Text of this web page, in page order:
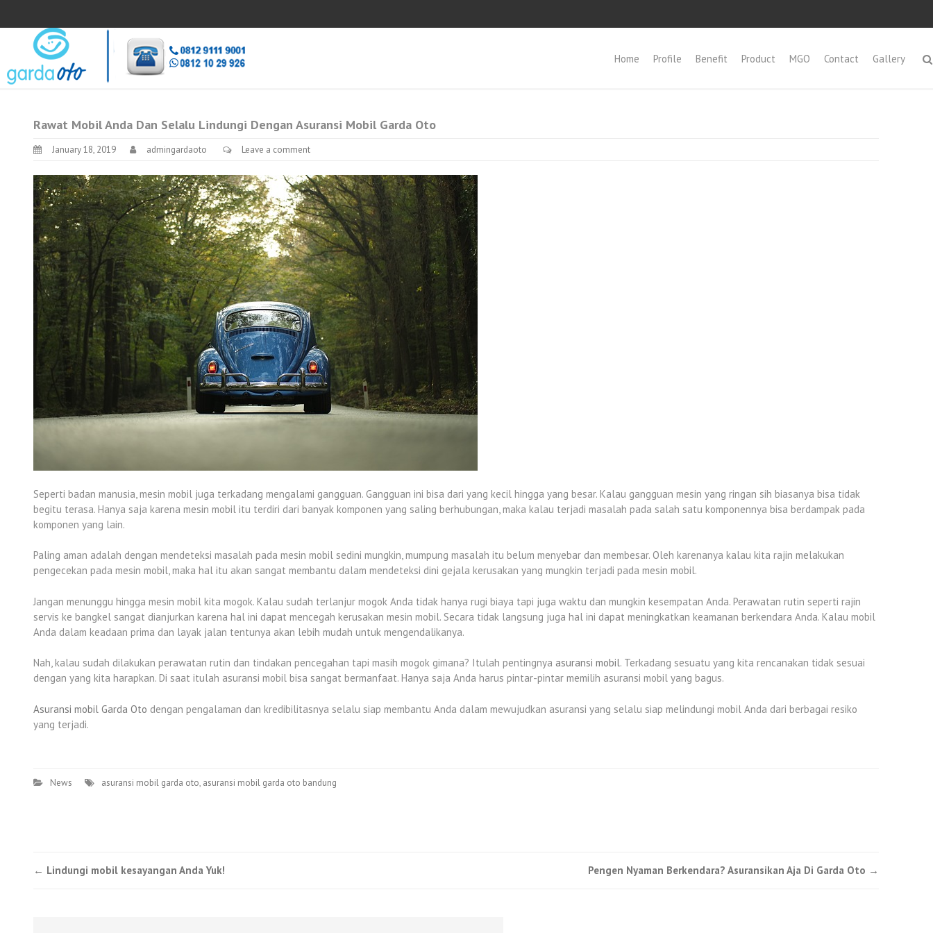
Home Profile Benefit Product MGO Contact Gallery
Rawat Mobil Anda Dan Selalu Lindungi Dengan Asuransi Mobil Garda Oto
January 18, 2019 admingardaoto Leave a comment
Seperti badan manusia, mesin mobil juga terkadang mengalami gangguan. Gangguan ini bisa dari yang kecil hingga yang besar. Kalau gangguan mesin yang ringan sih biasanya bisa tidak
begitu terasa. Hanya saja karena mesin mobil itu terdiri dari banyak komponen yang saling berhubungan, maka kalau terjadi masalah pada salah satu komponennya bisa berdampak pada
komponen yang lain.
Paling aman adalah dengan mendeteksi masalah pada mesin mobil sedini mungkin, mumpung masalah itu belum menyebar dan membesar. Oleh karenanya kalau kita rajin melakukan
pengecekan pada mesin mobil, maka hal itu akan sangat membantu dalam mendeteksi dini gejala kerusakan yang mungkin terjadi pada mesin mobil.
Jangan menunggu hingga mesin mobil kita mogok. Kalau sudah terlanjur mogok Anda tidak hanya rugi biaya tapi juga waktu dan mungkin kesempatan Anda. Perawatan rutin seperti rajin
servis ke bangkel sangat dianjurkan karena hal ini dapat mencegah kerusakan mesin mobil. Secara tidak langsung juga hal ini dapat meningkatkan keamanan berkendara Anda. Kalau mobil
Anda dalam keadaan prima dan layak jalan tentunya akan lebih mudah untuk mengendalikanya.
Nah, kalau sudah dilakukan perawatan rutin dan tindakan pencegahan tapi masih mogok gimana? Itulah pentingnya asuransi mobil. Terkadang sesuatu yang kita rencanakan tidak sesuai
dengan yang kita harapkan. Di saat itulah asuransi mobil bisa sangat bermanfaat. Hanya saja Anda harus pintar-pintar memilih asuransi mobil yang bagus.
Asuransi mobil Garda Oto dengan pengalaman dan kredibilitasnya selalu siap membantu Anda dalam mewujudkan asuransi yang selalu siap melindungi mobil Anda dari berbagai resiko
yang terjadi.
News asuransi mobil garda oto, asuransi mobil garda oto bandung
Post
← Lindungi mobil kesayangan Anda Yuk! Pengen Nyaman Berkendara? Asuransikan Aja Di Garda Oto →